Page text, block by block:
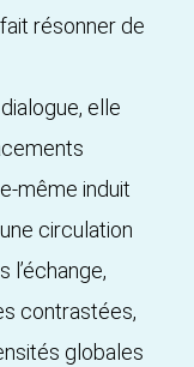
résonner de
elle
même induit
circulation
l’échange,
contrastées,
globales